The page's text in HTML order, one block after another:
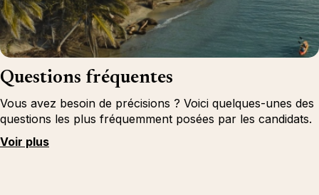
Questions fréquentes
Vous avez besoin de précisions ? Voici quelques-unes des
questions les plus fréquemment posées par les candidats.
Voir plus